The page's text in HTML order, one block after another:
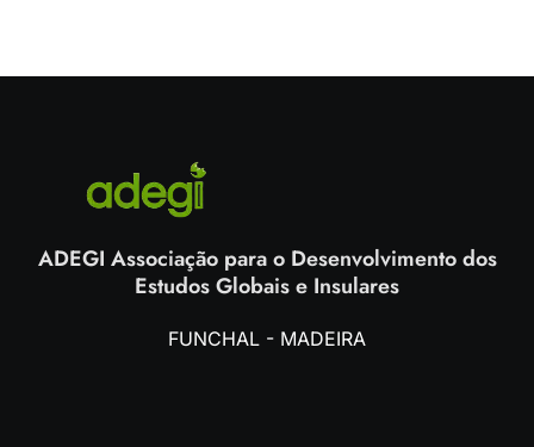
ADEGI Associação para o Desenvolvimento dos
Estudos Globais e Insulares
FUNCHAL - MADEIRA